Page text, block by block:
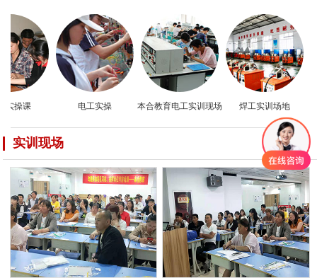
操课 电工实操 本合教育电工实训现场 焊工实训场地
实训现场 更多>